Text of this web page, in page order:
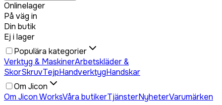
Onlinelager
På väg in
Din butik
Ej i lager
Populära kategorier
Verktyg & MaskinerArbetskläder &
SkorSkruvTejpHandverktygHandskar
Om Jicon
Om Jicon WorksVåra butikerTjänsterNyheterVarumärken